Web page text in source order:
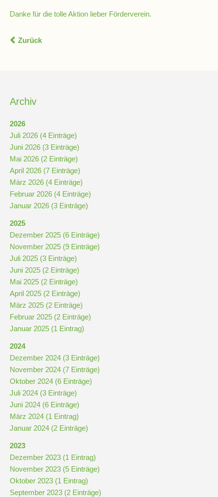
Hausmeister
Schülervertretung
Schulpflegschaft
Förderverein
Schulchronik
Konzepte
Lehrer-
Raum-
Prinzip
Berufswahlvorbereitung
Digitalisierung
Streitschlichtung
Kompetenzteam
Seiteneinsteiger
Methodentraining
Danke für die tolle Aktion lieber Förderverein.
Zurück
Archiv
2026
Juli 2026 (4 Einträge)
Juni 2026 (3 Einträge)
Mai 2026 (2 Einträge)
April 2026 (7 Einträge)
März 2026 (4 Einträge)
Februar 2026 (4 Einträge)
Januar 2026 (3 Einträge)
2025
Dezember 2025 (6 Einträge)
November 2025 (9 Einträge)
Juli 2025 (3 Einträge)
Juni 2025 (2 Einträge)
Mai 2025 (2 Einträge)
April 2025 (2 Einträge)
März 2025 (2 Einträge)
Februar 2025 (2 Einträge)
Januar 2025 (1 Eintrag)
2024
Dezember 2024 (3 Einträge)
November 2024 (7 Einträge)
Oktober 2024 (6 Einträge)
Juli 2024 (3 Einträge)
Juni 2024 (6 Einträge)
März 2024 (1 Eintrag)
Januar 2024 (2 Einträge)
2023
Dezember 2023 (1 Eintrag)
November 2023 (5 Einträge)
Oktober 2023 (1 Eintrag)
September 2023 (2 Einträge)